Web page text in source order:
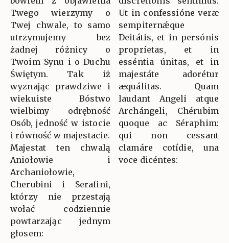
Twego wierzymy o
Twej chwale, to samo
utrzymujemy bez
żadnej różnicy o
Twoim Synu i o Duchu
Świętym. Tak iż
wyznając prawdziwe i
wiekuiste Bóstwo
wielbimy odrębność
Osób, jedność w istocie
i równość w majestacie.
Majestat ten chwalą
Aniołowie i
Archaniołowie,
Cherubini i Serafini,
którzy nie przestają
wołać codziennie
powtarzając jednym
głosem:
Ut in confessióne veræ
sempiternǽque
Deitátis, et in persónis
propríetas, et in
esséntia únitas, et in
majestáte adorétur
æquálitas. Quam
laudant Angeli atque
Archángeli, Chérubim
quoque ac Séraphim:
qui non cessant
clamáre cotídie, una
voce dicéntes: